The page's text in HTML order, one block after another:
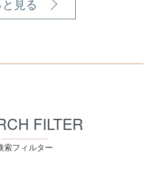
見る
FILTER
索フィルター